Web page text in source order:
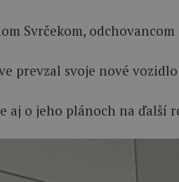
prevzal svoje nové
aj o jeho plánoch na ďalší